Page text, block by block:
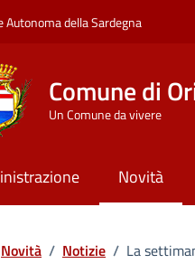
Autonoma della Sardegna
Comune di
Un Comune da vivere
Novità
Novità / Notizie / La